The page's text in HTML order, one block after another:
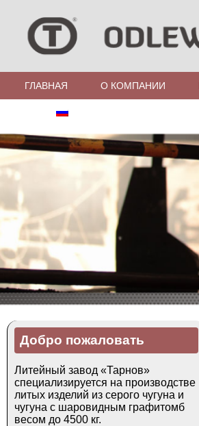
ГЛАВНАЯ О КОМПАНИИ
ЯЗЫК:
Добро пожаловать
Литейный завод «Тарнов»
специализируется на производстве
литых изделий из серого чугуна и
чугуна с шаровидным графитомб
весом до 4500 кг.